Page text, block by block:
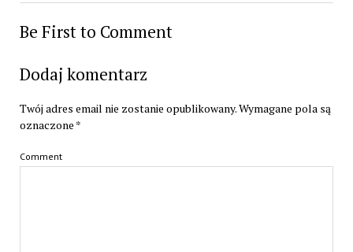
Be First to Comment
Dodaj komentarz
Twój adres email nie zostanie opublikowany.Wymagane pola są
oznaczone *
Comment